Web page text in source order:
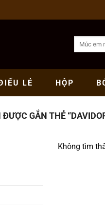
LẺ HỘP
GẮN THẺ
Không tìm